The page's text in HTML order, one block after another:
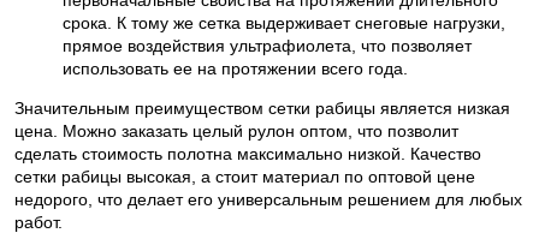
срока. К тому же сетка выдерживает снеговые нагрузки,
прямое воздействия ультрафиолета, что позволяет
использовать ее на протяжении всего года.
Значительным преимуществом сетки рабицы является низкая
цена. Можно заказать целый рулон оптом, что позволит
сделать стоимость полотна максимально низкой. Качество
сетки рабицы высокая, а стоит материал по оптовой цене
недорого, что делает его универсальным решением для любых
работ.